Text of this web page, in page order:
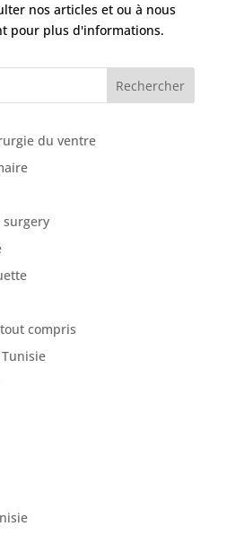
nos articles et ou à nous
pour plus d'informations.
Rechercher
du ventre
compris